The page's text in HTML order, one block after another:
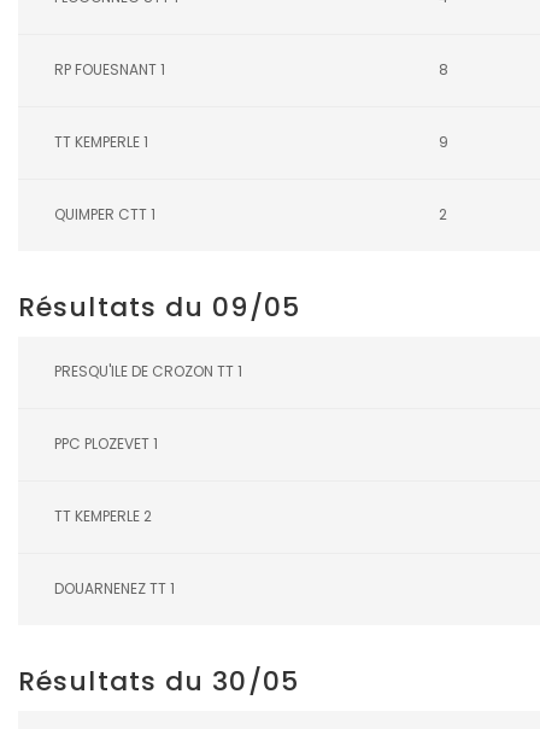
RP FOUESNANT 1 8
TT KEMPERLE 1 9
QUIMPER CTT 1 2
Résultats du 09/05
PRESQU'ILE DE CROZON TT 1
PPC PLOZEVET 1
TT KEMPERLE 2
DOUARNENEZ TT 1
Résultats du 30/05